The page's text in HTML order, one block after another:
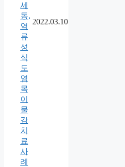
세
동,
역
류
성
식
도
염
목
이
물
감
치
료
사
례
2022.03.10